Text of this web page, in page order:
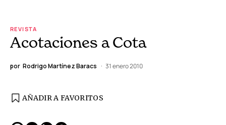
REVISTA
Acotaciones a Cota
por Rodrigo Martínez Baracs 31 enero 2010
AÑADIR A FAVORITOS